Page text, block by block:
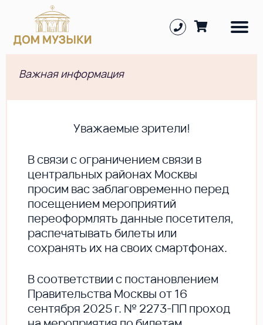
Важная информация
Уважаемые зрители!
В cвязи с ограничением связи в
центральных районах Москвы
просим вас заблаговременно перед
посещением мероприятий
переоформлять данные посетителя,
распечатывать билеты или
сохранять их на своих смартфонах.
В соответствии с постановлением
Правительства Москвы от 16
сентября 2025 г. № 2273-ПП проход